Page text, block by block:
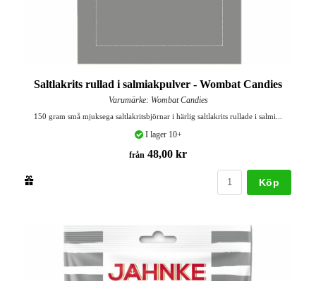
Saltlakrits rullad i salmiakpulver - Wombat Candies
Varumärke: Wombat Candies
150 gram små mjuksega saltlakritsbjörnar i härlig saltlakrits rullade i salmi...
I lager 10+
från 48,00 kr
Köp